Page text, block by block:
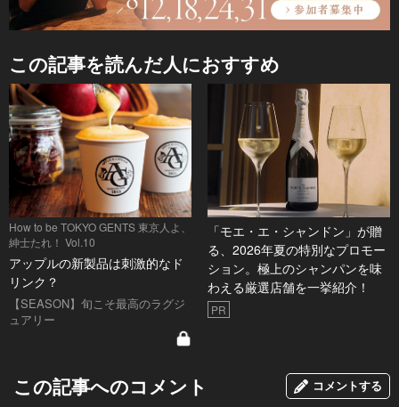
この記事を読んだ人におすすめ
How to be TOKYO GENTS 東京人よ、
紳士たれ！ Vol.10
アップルの新製品は刺激的なド
リンク？
【SEASON】旬こそ最高のラグジ
ュアリー
「モエ・エ・シャンドン」が贈
る、2026年夏の特別なプロモー
ション。極上のシャンパンを味
わえる厳選店舗を一挙紹介！
PR
この記事へのコメント コメントする